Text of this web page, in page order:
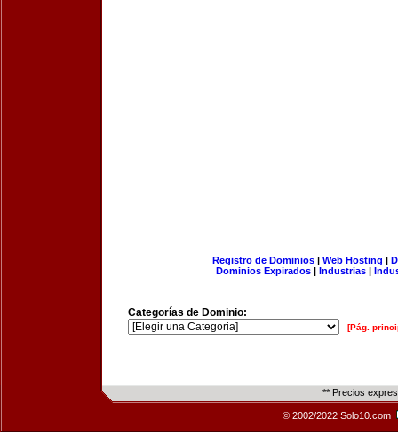
Registro de Dominios| Web Hosting |
Dominios Expirados | Industrias |
Categorías de Dominio:
[Pág.
** Precios
© 2002/2022 Solo10.com